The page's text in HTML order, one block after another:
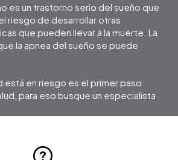
es un trastorno serio del sueño que
riesgo de desarrollar otras
que pueden llevar a la muerte. La
la apnea del sueño se puede
está en riesgo es el primer paso
para eso busque un especialista